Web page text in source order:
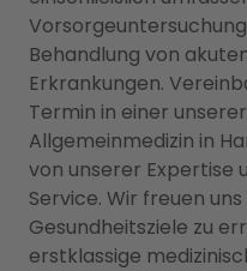
Behandlung von
Erkrankungen.
Termin in einer
Allgemeinmedizin in
von unserer Expertise
Service. Wir freuen
Gesundheitsziele zu
erstklassige